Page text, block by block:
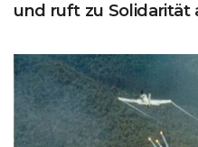
und ruft zu Solidarität